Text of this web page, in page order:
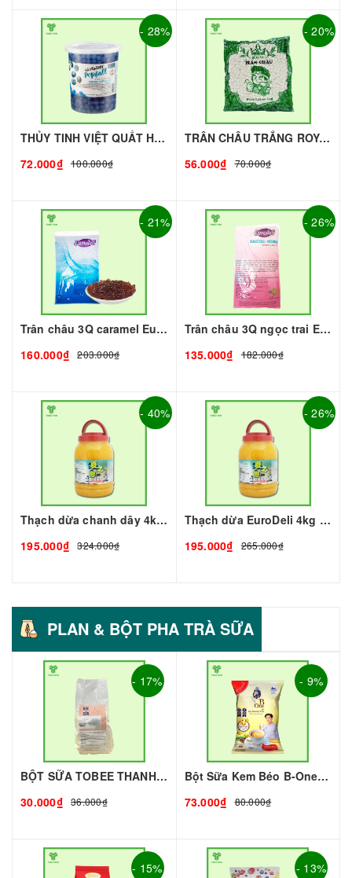
- 28%
THỦY TINH VIỆT QUẤT HÙNG CHƯƠNG - 1kg | Topping làm Trà Sữa - TOBEE FOOD
72.000₫ 100.000₫
- 20%
TRÂN CHÂU TRẮNG ROYAL - 500g - ROYAL | Topping làm Trà Sữa - TOBEE FOOD
56.000₫
70.000₫
- 21%
Trân châu 3Q caramel Eurodeli I Nguyên Liệu Pha Chế - Tobee Food
160.000₫
203.000₫
- 26%
Trân châu 3Q ngọc trai Eurodeli I Nguyên Liệu Pha Chế - Tobee Food
135.000₫
182.000₫
- 40%
Thạch dừa chanh dây 4kg I Nguyên Liệu Pha Chế - Tobee Food
195.000₫
324.000₫
- 26%
Thạch dừa EuroDeli 4kg I Nguyên Liệu Pha Chế - Tobee Food
195.000₫
265.000₫
PLAN & BỘT PHA TRÀ SỮA
- 17%
BỘT SỮA TOBEE THANH VỊ - 300g - TOBEE FOOD | Bột Sữa làm Trà Sữa - TOBEE FOOD
30.000₫ 36.000₫
- 9%
Bột Sữa Kem Béo B-One 1Kg I Nguyên Liệu Pha Chế - Tobee Food
73.000₫
80.000₫
- 15% - 13%